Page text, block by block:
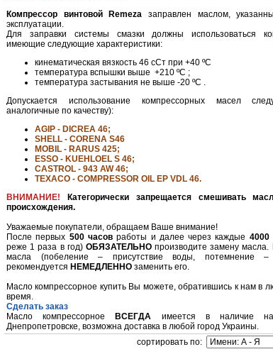
Компрессор винтовой Remeza заправлен маслом,
эксплуатации.
Для заправки системы смазки должны использоваться
имеющие следующие характеристики:
кинематическая вязкость 46 сСт при +40 ºC
температура вспышки выше +210 ºC ;
температура застывания не выше -20 ºC .
Допускается использование компрессорных масел
аналогичные по качеству):
AGIP - DICREA 46;
SHELL - CORENA S46
MOBIL - RARUS 425;
ESSO - KUEHLOEL S 46;
CASTROL - 943 AW 46;
TEXACO - COMPRESSOR OIL EP VDL 46.
ВНИМАНИЕ!
Категорически запрещается смешивать
происхождения.
Уважаемые покупатели, обращаем Ваше внимание!
После первых 500 часовработы и далее через каждые 4000
реже 1 раза в год) ОБЯЗАТЕЛЬНОпроизводите замену
масла (побеление – присутствие воды, потемнение –
рекомендуется НЕМЕДЛЕННО заменить его.
Масло компрессорное купить Вы можете, обратившись к нам в
время.
Сделать заказ
Масло компрессорное
ВСЕГДА имеется в наличие
Днепропетровске, возможна доставка в любой город Украины.
cортировать по: